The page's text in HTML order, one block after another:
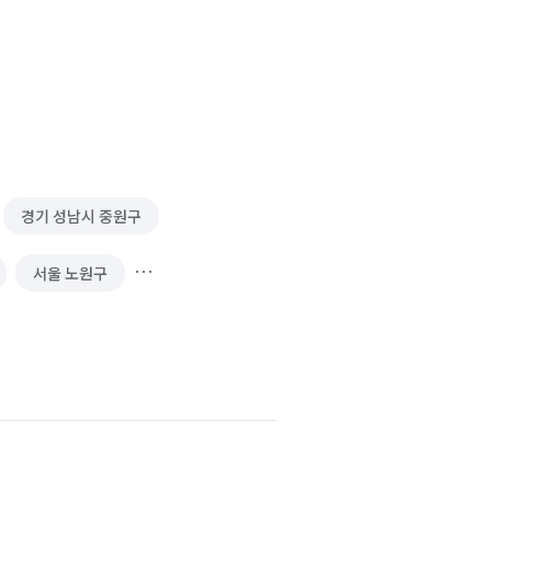
경기 성남시 중원구
서울 노원구